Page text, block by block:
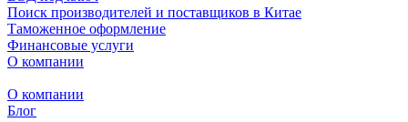
Поиск производителей и поставщиков в Китае
Таможенное оформление
Финансовые услуги
О компании
О компании
Блог